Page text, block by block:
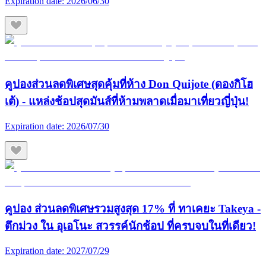
คูปองส่วนลดพิเศษสุดคุ้มที่ห้าง Don Quijote (ดองกิโฮ
เต้) - แหล่งช้อปสุดมันส์ที่ห้ามพลาดเมื่อมาเที่ยวญี่ปุ่น!
Expiration date: 2026/07/30
คูปอง ส่วนลดพิเศษรวมสูงสุด 17% ที่ ทาเคยะ Takeya -
ตึกม่วง ใน อุเอโนะ สวรรค์นักช้อป ที่ครบจบในที่เดียว!
Expiration date: 2027/07/29